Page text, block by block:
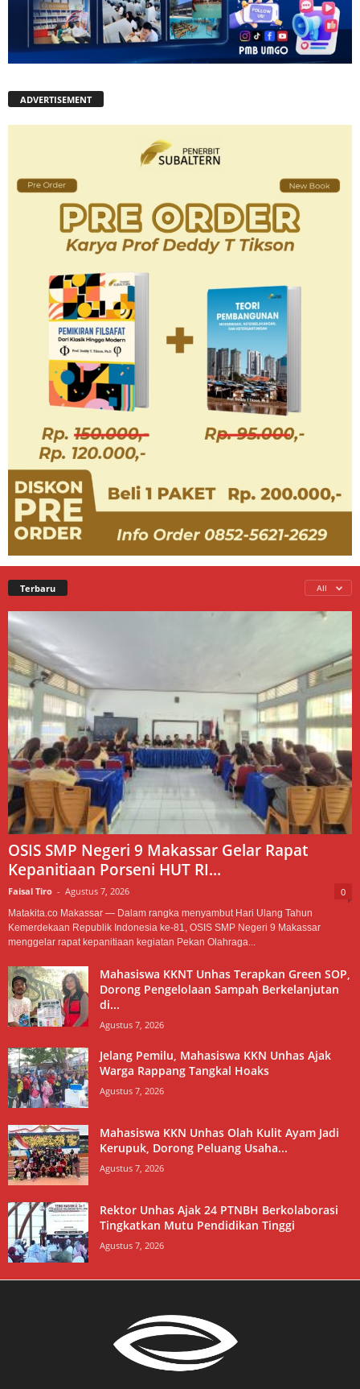
ADVERTISEMENT
Terbaru All
OSIS SMP Negeri 9 Makassar Gelar Rapat
Kepanitiaan Porseni HUT RI...
Faisal Tiro - Agustus 7, 2026 0
Matakita.co Makassar — Dalam rangka menyambut Hari Ulang Tahun
Kemerdekaan Republik Indonesia ke-81, OSIS SMP Negeri 9 Makassar
menggelar rapat kepanitiaan kegiatan Pekan Olahraga...
Mahasiswa KKNT Unhas Terapkan Green SOP,
Dorong Pengelolaan Sampah Berkelanjutan
di...
Agustus 7, 2026
Jelang Pemilu, Mahasiswa KKN Unhas Ajak
Warga Rappang Tangkal Hoaks
Agustus 7, 2026
Mahasiswa KKN Unhas Olah Kulit Ayam Jadi
Kerupuk, Dorong Peluang Usaha...
Agustus 7, 2026
Rektor Unhas Ajak 24 PTNBH Berkolaborasi
Tingkatkan Mutu Pendidikan Tinggi
Agustus 7, 2026